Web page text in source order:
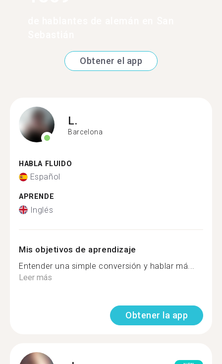
Obtener el app
L.
Barcelona
HABLA FLUIDO
Español
APRENDE
Inglés
Mis objetivos de aprendizaje
Entender una simple conversión y hablar má...
Leer más
Obtener la app